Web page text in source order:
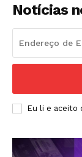
Notícias
Eu li e aceito